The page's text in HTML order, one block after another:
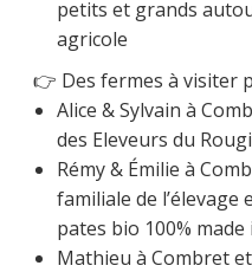
petits et grands
agricole
👉 Des fermes à visiter
Alice & Sylvain à
des Eleveurs du
Rémy & Émilie à
familiale de
pates bio 100%
Mathieu à Combret